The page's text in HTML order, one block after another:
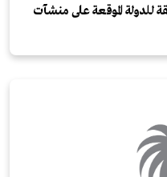
للدولة الموقعة على منشآت